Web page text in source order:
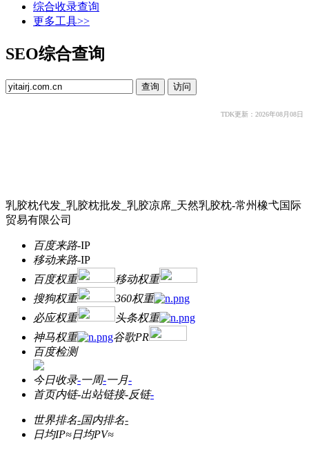
综合收录查询
更多工具>>
SEO综合查询
TDK更新：2026年08月08日
乳胶枕代发_乳胶枕批发_乳胶凉席_天然乳胶枕-常州橡弋国际
贸易有限公司
百度来路-IP
移动来路-IP
百度权重
移动权重
搜狗权重
360权重
必应权重
头条权重
神马权重
谷歌PR
百度检测
今日收录-一周-一月-
首页内链-出站链接-反链-
世界排名-国内排名-
日均IP≈日均PV≈